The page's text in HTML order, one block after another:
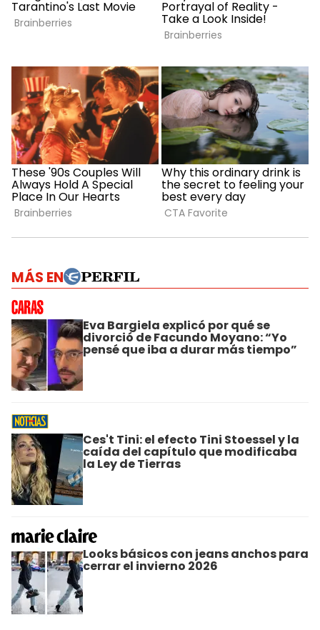
MÁS EN
Eva Bargiela explicó por qué se
divorció de Facundo Moyano: “Yo
pensé que iba a durar más tiempo”
Ces't Tini: el efecto Tini Stoessel y la
caída del capítulo que modificaba
la Ley de Tierras
Looks básicos con jeans anchos para
cerrar el invierno 2026